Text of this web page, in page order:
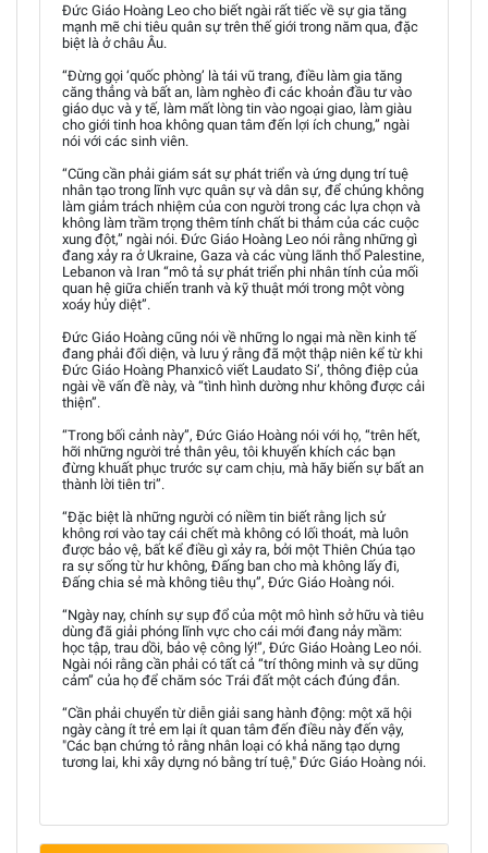
Đức Giáo Hoàng Leo cho biết ngài rất tiếc về sự gia tăng
mạnh mẽ chi tiêu quân sự trên thế giới trong năm qua, đặc
biệt là ở châu Âu.
“Đừng gọi ‘quốc phòng’ là tái vũ trang, điều làm gia tăng
căng thẳng và bất an, làm nghèo đi các khoản đầu tư vào
giáo dục và y tế, làm mất lòng tin vào ngoại giao, làm giàu
cho giới tinh hoa không quan tâm đến lợi ích chung,” ngài
nói với các sinh viên.
“Cũng cần phải giám sát sự phát triển và ứng dụng trí tuệ
nhân tạo trong lĩnh vực quân sự và dân sự, để chúng không
làm giảm trách nhiệm của con người trong các lựa chọn và
không làm trầm trọng thêm tính chất bi thảm của các cuộc
xung đột,” ngài nói. Đức Giáo Hoàng Leo nói rằng những gì
đang xảy ra ở Ukraine, Gaza và các vùng lãnh thổ Palestine,
Lebanon và Iran “mô tả sự phát triển phi nhân tính của mối
quan hệ giữa chiến tranh và kỹ thuật mới trong một vòng
xoáy hủy diệt”.
Đức Giáo Hoàng cũng nói về những lo ngại mà nền kinh tế
đang phải đối diện, và lưu ý rằng đã một thập niên kể từ khi
Đức Giáo Hoàng Phanxicô viết Laudato Si’, thông điệp của
ngài về vấn đề này, và “tình hình dường như không được cải
thiện”.
“Trong bối cảnh này”, Đức Giáo Hoàng nói với họ, “trên hết,
hỡi những người trẻ thân yêu, tôi khuyến khích các bạn
đừng khuất phục trước sự cam chịu, mà hãy biến sự bất an
thành lời tiên tri”.
“Đặc biệt là những người có niềm tin biết rằng lịch sử
không rơi vào tay cái chết mà không có lối thoát, mà luôn
được bảo vệ, bất kể điều gì xảy ra, bởi một Thiên Chúa tạo
ra sự sống từ hư không, Đấng ban cho mà không lấy đi,
Đấng chia sẻ mà không tiêu thụ”, Đức Giáo Hoàng nói.
“Ngày nay, chính sự sụp đổ của một mô hình sở hữu và tiêu
dùng đã giải phóng lĩnh vực cho cái mới đang nảy mầm:
học tập, trau dồi, bảo vệ công lý!”, Đức Giáo Hoàng Leo nói.
Ngài nói rằng cần phải có tất cả “trí thông minh và sự dũng
cảm” của họ để chăm sóc Trái đất một cách đúng đắn.
“Cần phải chuyển từ diễn giải sang hành động: một xã hội
ngày càng ít trẻ em lại ít quan tâm đến điều này đến vậy,
"Các bạn chứng tỏ rằng nhân loại có khả năng tạo dựng
tương lai, khi xây dựng nó bằng trí tuệ," Đức Giáo Hoàng nói.